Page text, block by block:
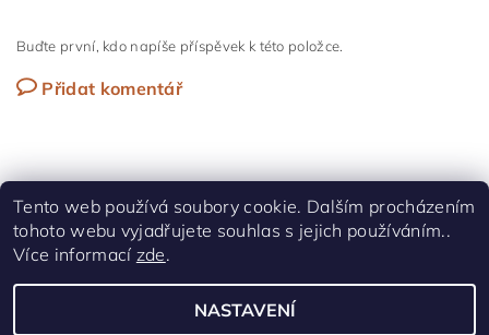
Buďte první, kdo napíše příspěvek k této položce.
Přidat komentář
Shoptet.cz Facebook
Tento web používá soubory cookie. Dalším procházením
tohoto webu vyjadřujete souhlas s jejich používáním..
Více informací zde.
NASTAVENÍ